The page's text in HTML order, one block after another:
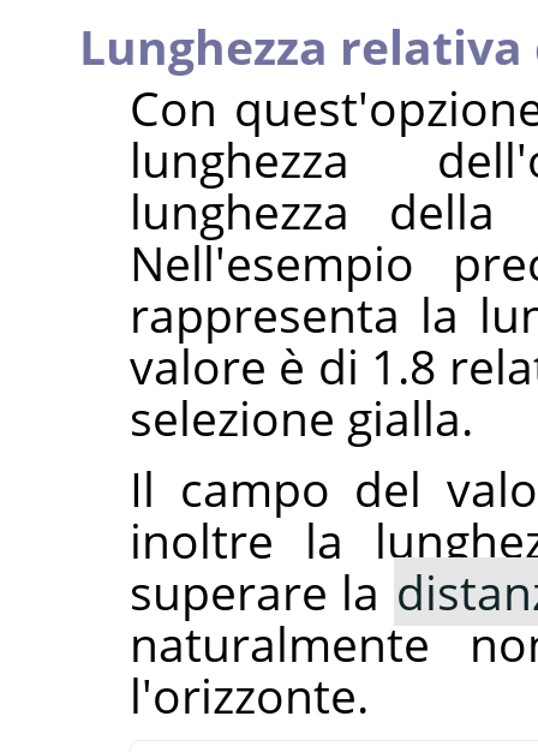
Lunghezza
Con
lunghezza
lunghezza
Nell'esempio
rappresenta la
valore è di 1.8
selezione gialla.
Il campo del
inoltre la
superare la
naturalmente
l'orizzonte.